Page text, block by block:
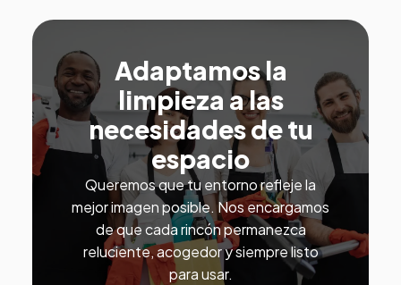
Adaptamos la
limpieza a las
necesidades de tu
espacio
Queremos que tu entorno refleje la
mejor imagen posible. Nos encargamos
de que cada rincón permanezca
reluciente, acogedor y siempre listo
para usar.